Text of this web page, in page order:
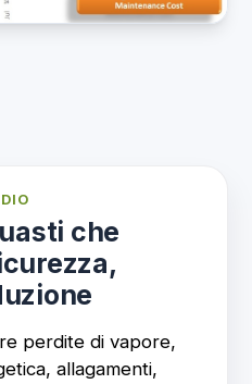
che
perdite di vapore,
allagamenti,